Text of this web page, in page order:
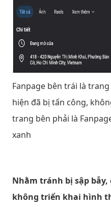
Fanpage bên trái là
hiện đã bị tấn công,
trang bên phải là
xanh
Nhằm tránh bị sập bẫy,
không triển khai hình